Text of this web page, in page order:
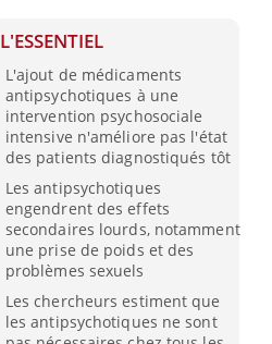
L'ESSENTIEL
L'ajout de médicaments
antipsychotiques à une
intervention psychosociale
intensive n'améliore pas l'état
des patients diagnostiqués tôt
Les antipsychotiques
engendrent des effets
secondaires lourds, notamment
une prise de poids et des
problèmes sexuels
Les chercheurs estiment que
les antipsychotiques ne sont